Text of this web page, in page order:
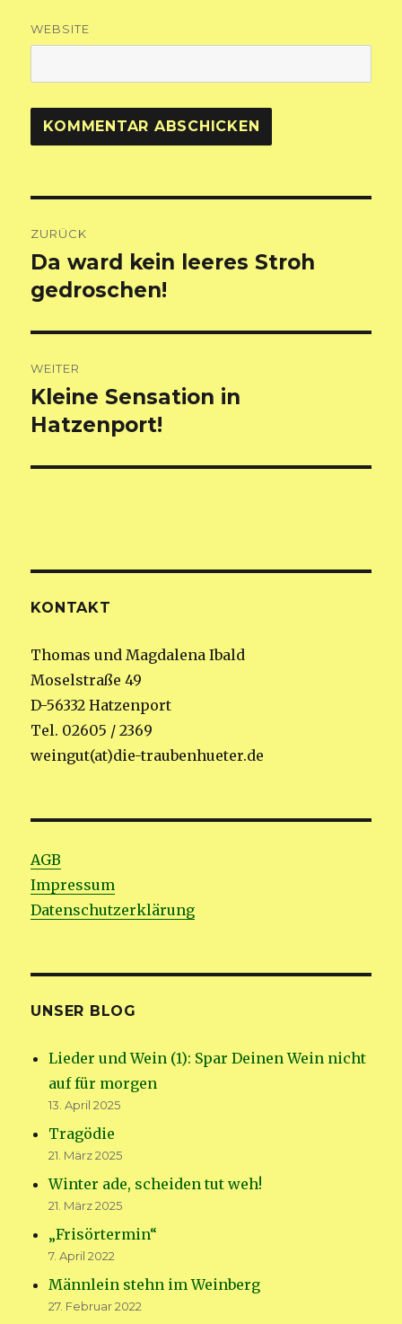
WEBSITE
ZURÜCK
Vorheriger
Beitrag:
Da ward kein leeres Stroh
gedroschen!
WEITER
Nächster
Beitrag:
Kleine Sensation in
Hatzenport!
KONTAKT
Thomas und Magdalena Ibald
Moselstraße 49
D-56332 Hatzenport
Tel. 02605 / 2369
weingut(at)die-traubenhueter.de
AGB
Impressum
Datenschutzerklärung
UNSER BLOG
Lieder und Wein (1): Spar Deinen Wein nicht
auf für morgen
13. April 2025
Tragödie
21. März 2025
Winter ade, scheiden tut weh!
21. März 2025
„Frisörtermin“
7. April 2022
Männlein stehn im Weinberg
27. Februar 2022